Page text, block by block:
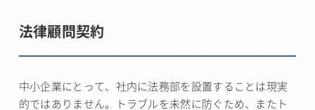
法律顧問契約
中小企業にとって、社内に法務部を設置することは現実
的ではありません。トラブルを未然に防ぐため、またト